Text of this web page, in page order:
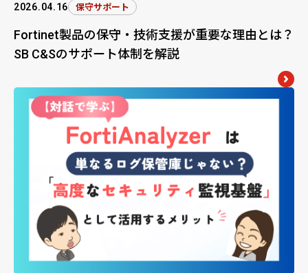
2026.04.16 保守サポート
Fortinet製品の保守・技術支援が重要な理由とは？
SB C&Sのサポート体制を解説